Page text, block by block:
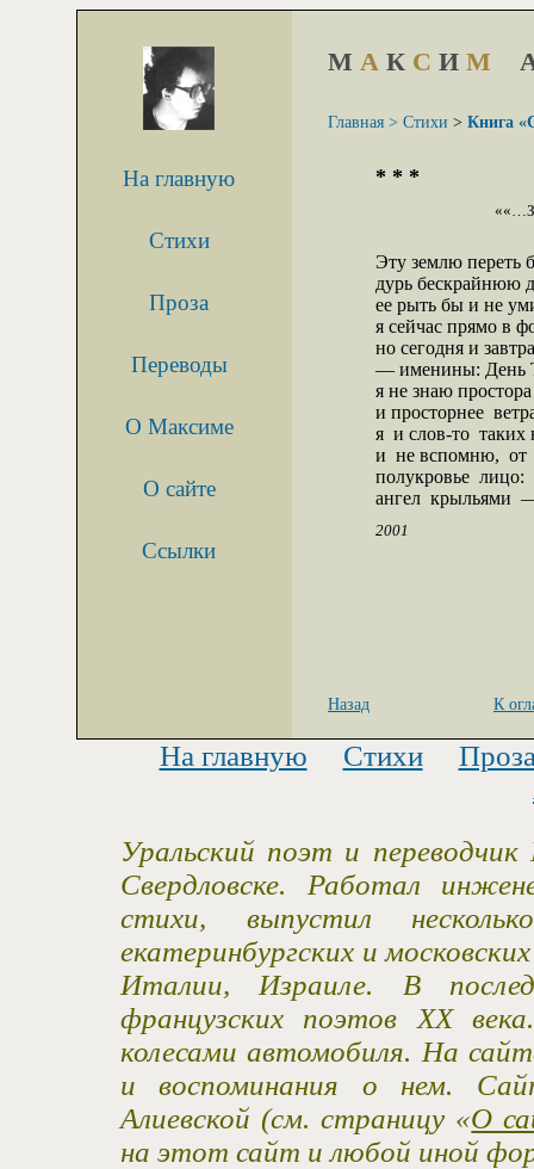
На главную
Стихи
Проза
Переводы
О Максиме
О сайте
Ссылки
М А К С И М
Главная > Стихи > Книга
* * *
Эту землю переть
дурь бескрайнюю
ее рыть бы и не
я сейчас прямо в
но сегодня и
— именины: День
я не знаю
и просторнее
я  и слов-то  таких
и  не вспомню,  от
полукровье  лицо:
ангел  крыльями
2001
Назад К
На главную Стихи
Уральский поэт и
Свердловске. Работал
стихи, выпустил
екатеринбургских и
Италии, Израиле. В
французских поэтов XX
колесами автомобиля. На
и воспоминания о нем.
Алиевской (см. страницу «О
на этот сайт и любой иной